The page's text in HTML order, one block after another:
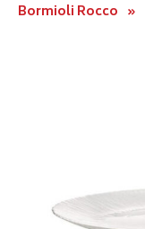
Bormioli Rocco »